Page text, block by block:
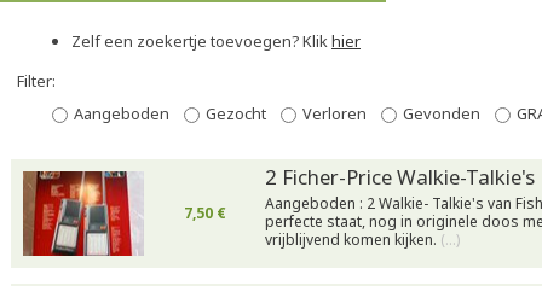
Zelf een zoekertje toevoegen? Klikhier
Filter:
Aangeboden
Gezocht Verloren Gevonden
7,50 €
2 Ficher-Price Walkie-Talkie's
Aangeboden : 2 Walkie- Talkie's van
perfecte staat, nog in originele doos
vrijblijvend komen kijken. (…)